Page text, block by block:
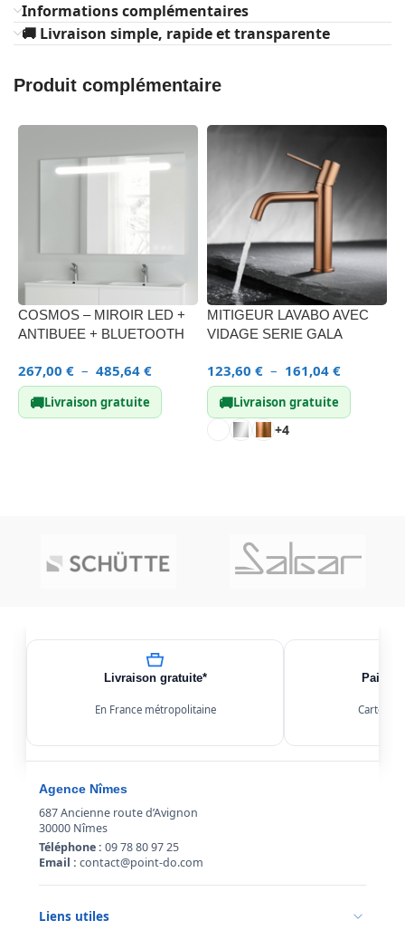
Informations complémentaires
🚚 Livraison simple, rapide et transparente
Produit complémentaire
COSMOS – MIROIR LED +
ANTIBUEE + BLUETOOTH
267,00 € – 485,64 €
🚚Livraison gratuite
MITIGEUR LAVABO AVEC
VIDAGE SERIE GALA
123,60 € – 161,04 €
🚚Livraison gratuite
+4
Livraison gratuite*
En France métropolitaine Carte,
Agence Nîmes
687 Ancienne route d’Avignon
30000 Nîmes
Téléphone : 09 78 80 97 25
Email : contact@point-do.com
Liens utiles